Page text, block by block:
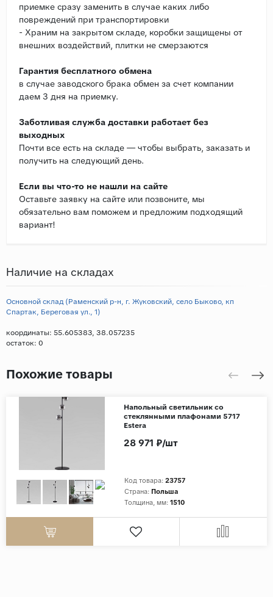
приемке сразу заменить в случае каких либо
повреждений при транспортировки
- Храним на закрытом складе, коробки защищены от
внешних воздействий, плитки не смерзаются
Гарантия бесплатного обмена
в случае заводского брака обмен за счет компании
даем 3 дня на приемку.
Заботливая служба доставки работает без
выходных
Почти все есть на складе — чтобы выбрать, заказать и
получить на следующий день.
Если вы что-то не нашли на сайте
Оставьте заявку на сайте или позвоните, мы
обязательно вам поможем и предложим подходящий
вариант!
Наличие на складах
Основной склад (Раменский р-н, г. Жуковский, село Быково, кп
Спартак, Береговая ул., 1)
координаты: 55.605383, 38.057235
остаток: 0
Похожие товары
Напольный светильник со
стеклянными плафонами 5717
Estera
Код товара: 23757
Страна: Польша
Толщина, мм: 1510
28 971 ₽/шт